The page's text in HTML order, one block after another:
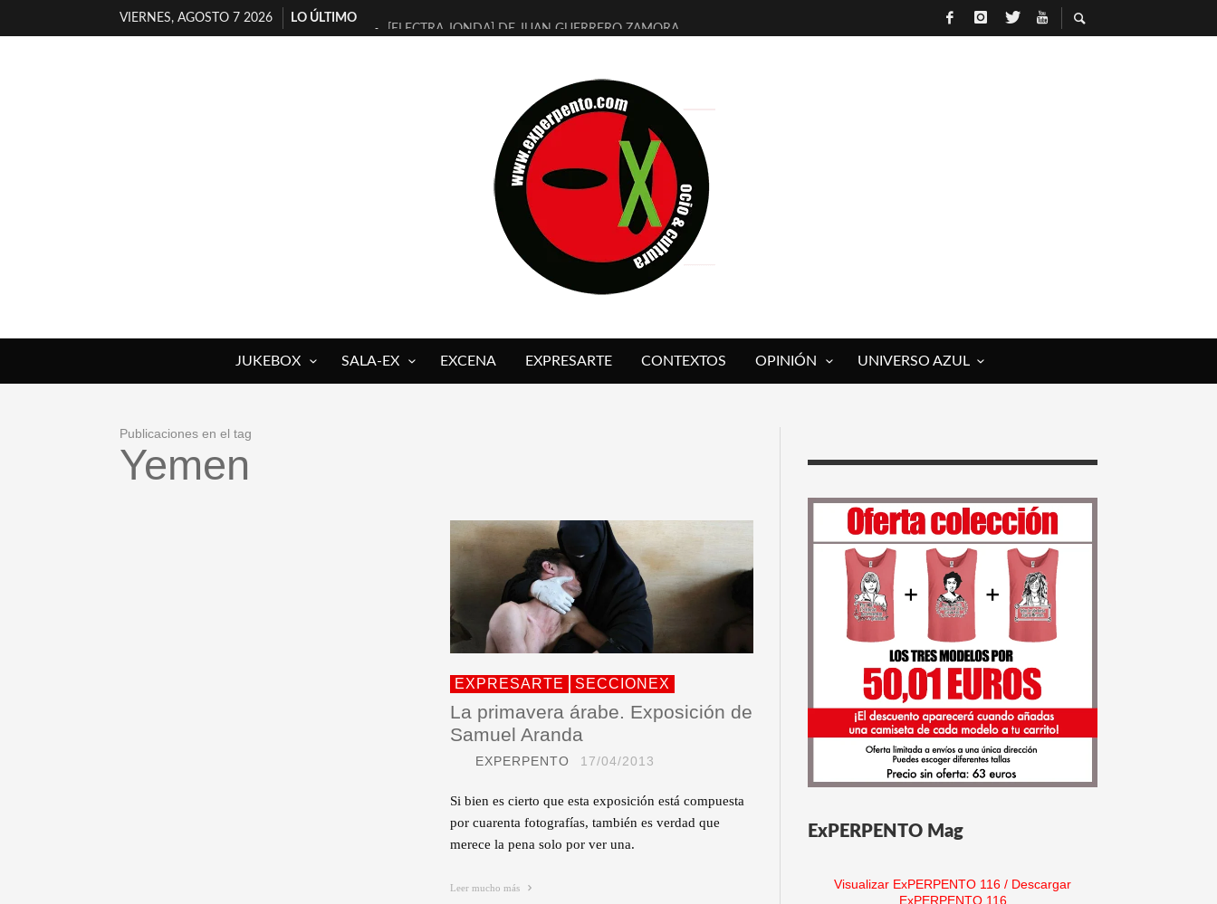
VIERNES, AGOSTO 7 2026
LO ÚLTIMO
[ELECTRA JONDA] DE JUAN GUERRERO ZAMORA
30 AÑOS (NO ES NADA) DE LA KATARSIS DEL TOMATAZO
MILITARES JUDÍAS EN #EXVITA
D’BALDOMEROS REINVENTAN [BITÁCORA 3.0] EN EXVITA
MARSHALL FLASH PRESENTA EN EXVITA [RELATIVA SENCILLEZ]
JOFRE BARDAGÍ EN EXVITA INTERPRETANDO A SERRAT
YORCH PRESENTA [CURSO DE ARMONÍA PERSECUTORIA] EN EXVITA
MAGALÍ SARE NOS EXPLICA [DESCASADA]
JUKEBOX SALA-EX EXCENA EXPRESARTE CONTEXTOS OPINIÓN UNIVERSO AZUL
Publicaciones en el tag
Yemen
EXPRESARTE SECCIONEX
La primavera árabe. Exposición de
Samuel Aranda
EXPERPENTO 17/04/2013
Si bien es cierto que esta exposición está compuesta
por cuarenta fotografías, también es verdad que
merece la pena solo por ver una.
Leer mucho más
ExPERPENTO Mag
Visualizar ExPERPENTO 116 / Descargar
ExPERPENTO 116